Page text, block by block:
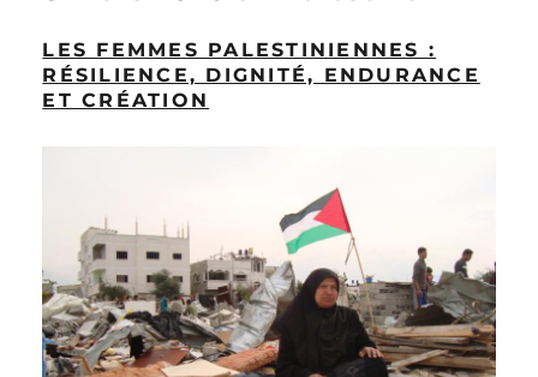
LES FEMMES PALESTINIENNES :
RÉSILIENCE, DIGNITÉ, ENDURANCE
ET CRÉATION